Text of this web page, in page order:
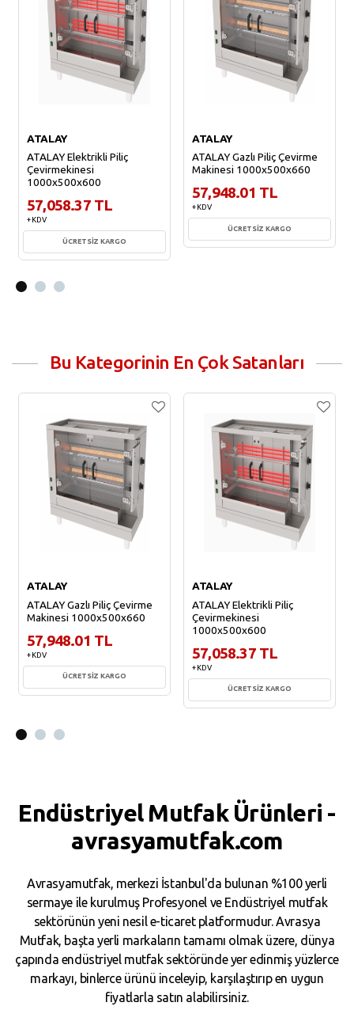
ATALAY
ATALAY Elektrikli Piliç
Çevirmekinesi
1000x500x600
57,058.37 TL
+ KDV
ÜCRETSİZ KARGO
ATALAY
ATALAY Gazlı Piliç Çevirme
Makinesi 1000x500x660
57,948.01 TL
+ KDV
ÜCRETSİZ KARGO
Bu Kategorinin En Çok Satanları
ATALAY
ATALAY Gazlı Piliç Çevirme
Makinesi 1000x500x660
57,948.01 TL
+ KDV
ÜCRETSİZ KARGO
ATALAY
ATALAY Elektrikli Piliç
Çevirmekinesi
1000x500x600
57,058.37 TL
+ KDV
ÜCRETSİZ KARGO
Endüstriyel Mutfak Ürünleri -
avrasyamutfak.com
Avrasyamutfak, merkezi İstanbul'da bulunan %100 yerli
sermaye ile kurulmuş Profesyonel ve Endüstriyel mutfak
sektörünün yeni nesil e-ticaret platformudur. Avrasya
Mutfak, başta yerli markaların tamamı olmak üzere, dünya
çapında endüstriyel mutfak sektöründe yer edinmiş yüzlerce
markayı, binlerce ürünü inceleyip, karşılaştırıp en uygun
fiyatlarla satın alabilirsiniz.